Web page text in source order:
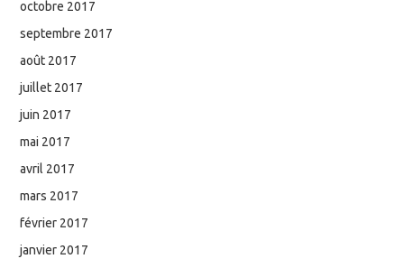
octobre 2017
septembre 2017
août 2017
juillet 2017
juin 2017
mai 2017
avril 2017
mars 2017
février 2017
janvier 2017